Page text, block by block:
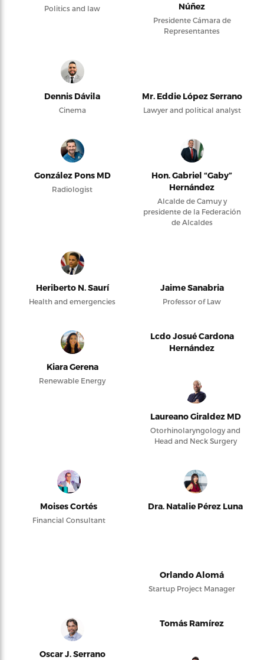
Politics and law Núñez
Presidente Cámara de
Representantes
Dennis Dávila
Cinema
Mr. Eddie López Serrano
Lawyer and political analyst
González Pons MD
Radiologist
Hon. Gabriel “Gaby”
Hernández
Alcalde de Camuy y
presidente de la Federación
de Alcaldes
Heriberto N. Saurí
Health and emergencies
Jaime Sanabria
Professor of Law
Kiara Gerena
Renewable Energy
Lcdo Josué Cardona
Hernández
Laureano Giraldez MD
Otorhinolaryngology and
Head and Neck Surgery
Moises Cortés
Financial Consultant
Dra. Natalie Pérez Luna
Orlando Alomá
Startup Project Manager
Oscar J. Serrano
Tomás Ramírez